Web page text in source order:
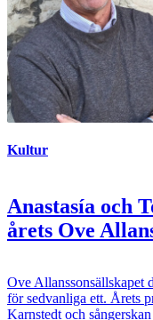
Kultur
Anastasía och
årets Ove
Ove Allanssonsällskapet
för sedvanliga ett. Årets
Karnstedt och